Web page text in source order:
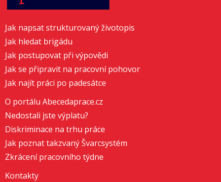
Jak napsat strukturovaný životopis
Jak hledat brigádu
Jak postupovat při výpovědi
Jak se připravit na pracovní pohovor
Jak najít práci po padesátce
O portálu Abecedaprace.cz
Nedostali jste výplatu?
Diskriminace na trhu práce
Jak poznat takzvaný Švarcsystém
Zkrácení pracovního týdne
Kontakty